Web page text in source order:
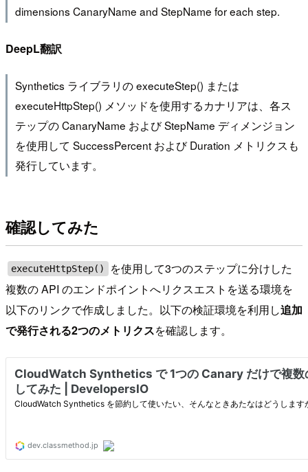
dimensions CanaryName and StepName for each step.
DeepL翻訳
Synthetics ライブラリの executeStep() または
executeHttpStep() メソッドを使用するカナリアは、各ス
テップの CanaryName および StepName ディメンジョン
を使用して SuccessPercent および Duration メトリクスも
発行しています。
確認してみた
executeHttpStep()
を使用して3つのステップに分けした
複数の API のエンドポイントへリクスエストを送る環境を
以下のリンクで作成しました。以下の検証環境を利用し追加
で発行される2つのメトリクスを確認します。